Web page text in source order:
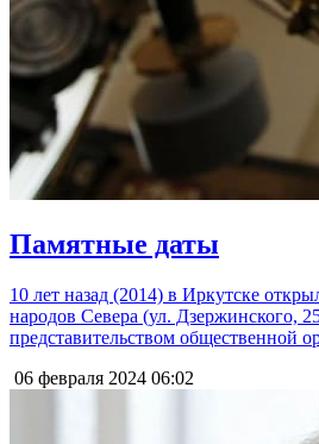
Памятные даты
10 лет назад (2014) в Иркутске
народов Севера (ул. Дзержинского,
представительством общественной
06 февраля 2024 06:02